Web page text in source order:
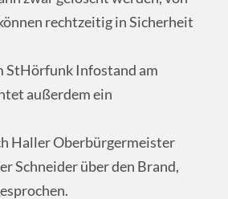
rechtzeitig in Sicherheit
StHörfunk Infostand am
außerdem ein
Haller Oberbürgermeister
Schneider über den Brand,